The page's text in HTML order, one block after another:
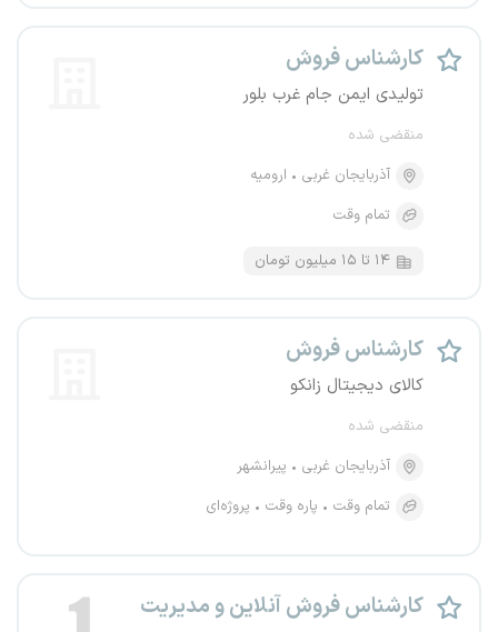
کارشناس فروش
تولیدی ایمن جام غرب بلور
منقضی شده
آذربایجان غربی
ارومیه
تمام وقت
۱۴ تا ۱۵ میلیون تومان
کارشناس فروش
کالای دیجیتال زانکو
منقضی شده
آذربایجان غربی
پیرانشهر
تمام وقت
پاره وقت پروژه‌ای
کارشناس فروش آنلاین و مدیریت